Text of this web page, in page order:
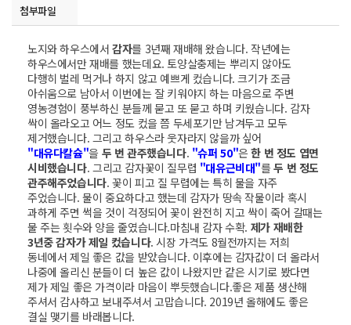
첨부파일
노지와 하우스에서감자를 3년째 재배해 왔습니다. 작년에는
하우스에서만 재배를 했는데요. 토양살충제는 뿌리지 않아도
다행히 벌레 먹거나 하지 않고 예쁘게 컸습니다. 크기가 조금
아쉬움으로 남아서 이번에는 잘 키워야지 하는 마음으로 주변
영농경험이 풍부하신 분들께 묻고 또 묻고 하며 키웠습니다. 감자
싹이 올라오고 어느 정도 컸을 쯤 두세포기만 남겨두고 모두
제거했습니다. 그리고 하우스라 웃자라지 않을까 싶어
"대유다칼슘"을 두 번 관주했습니다. "슈퍼 50"은한 번 정도 엽면
시비했습니다. 그리고 감자꽃이 질무렵 "대유근비대"를두 번 정도
관주해주었습니다. 꽃이 피고 질 무렵에는 특히 물을 자주
주었습니다. 물이 중요하다고 했는데 감자가 땅속 작물이라 혹시
과하게 주면 썩을 것이 걱정되어 꽃이 완전히 지고 싹이 죽어 갈때는
물 주는 횟수와 양을 줄였습니다.마침내 감자 수확. 제가 재배한
3년중 감자가 제일 컸습니다. 시장 가격도 8월전까지는 저희
동네에서 제일 좋은 값을 받았습니다. 이후에는 감자값이 더 올라서
나중에 올리신 분들이 더 높은 값이 나왔지만 같은 시기로 봤다면
제가 제일 좋은 가격이라 마음이 뿌듯했습니다.좋은 제품 생산해
주셔서 감사하고 보내주셔서 고맙습니다. 2019년 올해에도 좋은
결실 맺기를 바래봅니다.